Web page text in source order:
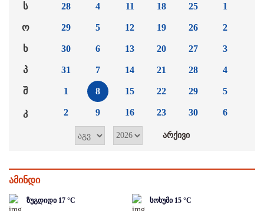
ს
ო
ხ
პ
შ
კ
28
29
30
31
1
2
4
5
6
7
8
9
11
12
13
14
15
16
18
19
20
21
22
23
25
26
27
28
29
30
1
2
3
4
5
6
ამინდი
ზუგდიდი 17 °C სოხუმი 15 °C